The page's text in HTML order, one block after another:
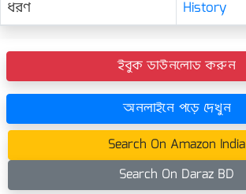
ধরণ
History
ইবুক ডাউনলোড করুন
অনলাইনে পড়ে দেখুন
Search On Amazon India
Search On Daraz BD